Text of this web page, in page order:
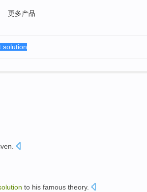
更多产品
to his famous theory.